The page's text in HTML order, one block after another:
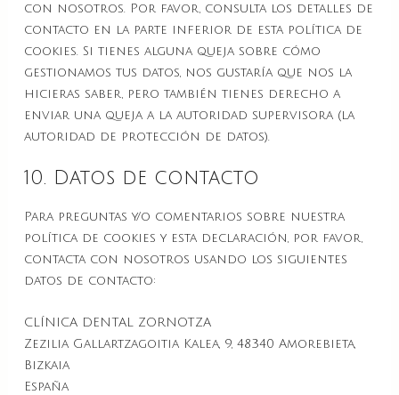
con nosotros. Por favor, consulta los detalles de
contacto en la parte inferior de esta política de
cookies. Si tienes alguna queja sobre cómo
gestionamos tus datos, nos gustaría que nos la
hicieras saber, pero también tienes derecho a
enviar una queja a la autoridad supervisora (la
autoridad de protección de datos).
10. Datos de contacto
Para preguntas y/o comentarios sobre nuestra
política de cookies y esta declaración, por favor,
contacta con nosotros usando los siguientes
datos de contacto:
CLÍNICA DENTAL ZORNOTZA
Zezilia Gallartzagoitia Kalea, 9, 48340 Amorebieta,
Bizkaia
España